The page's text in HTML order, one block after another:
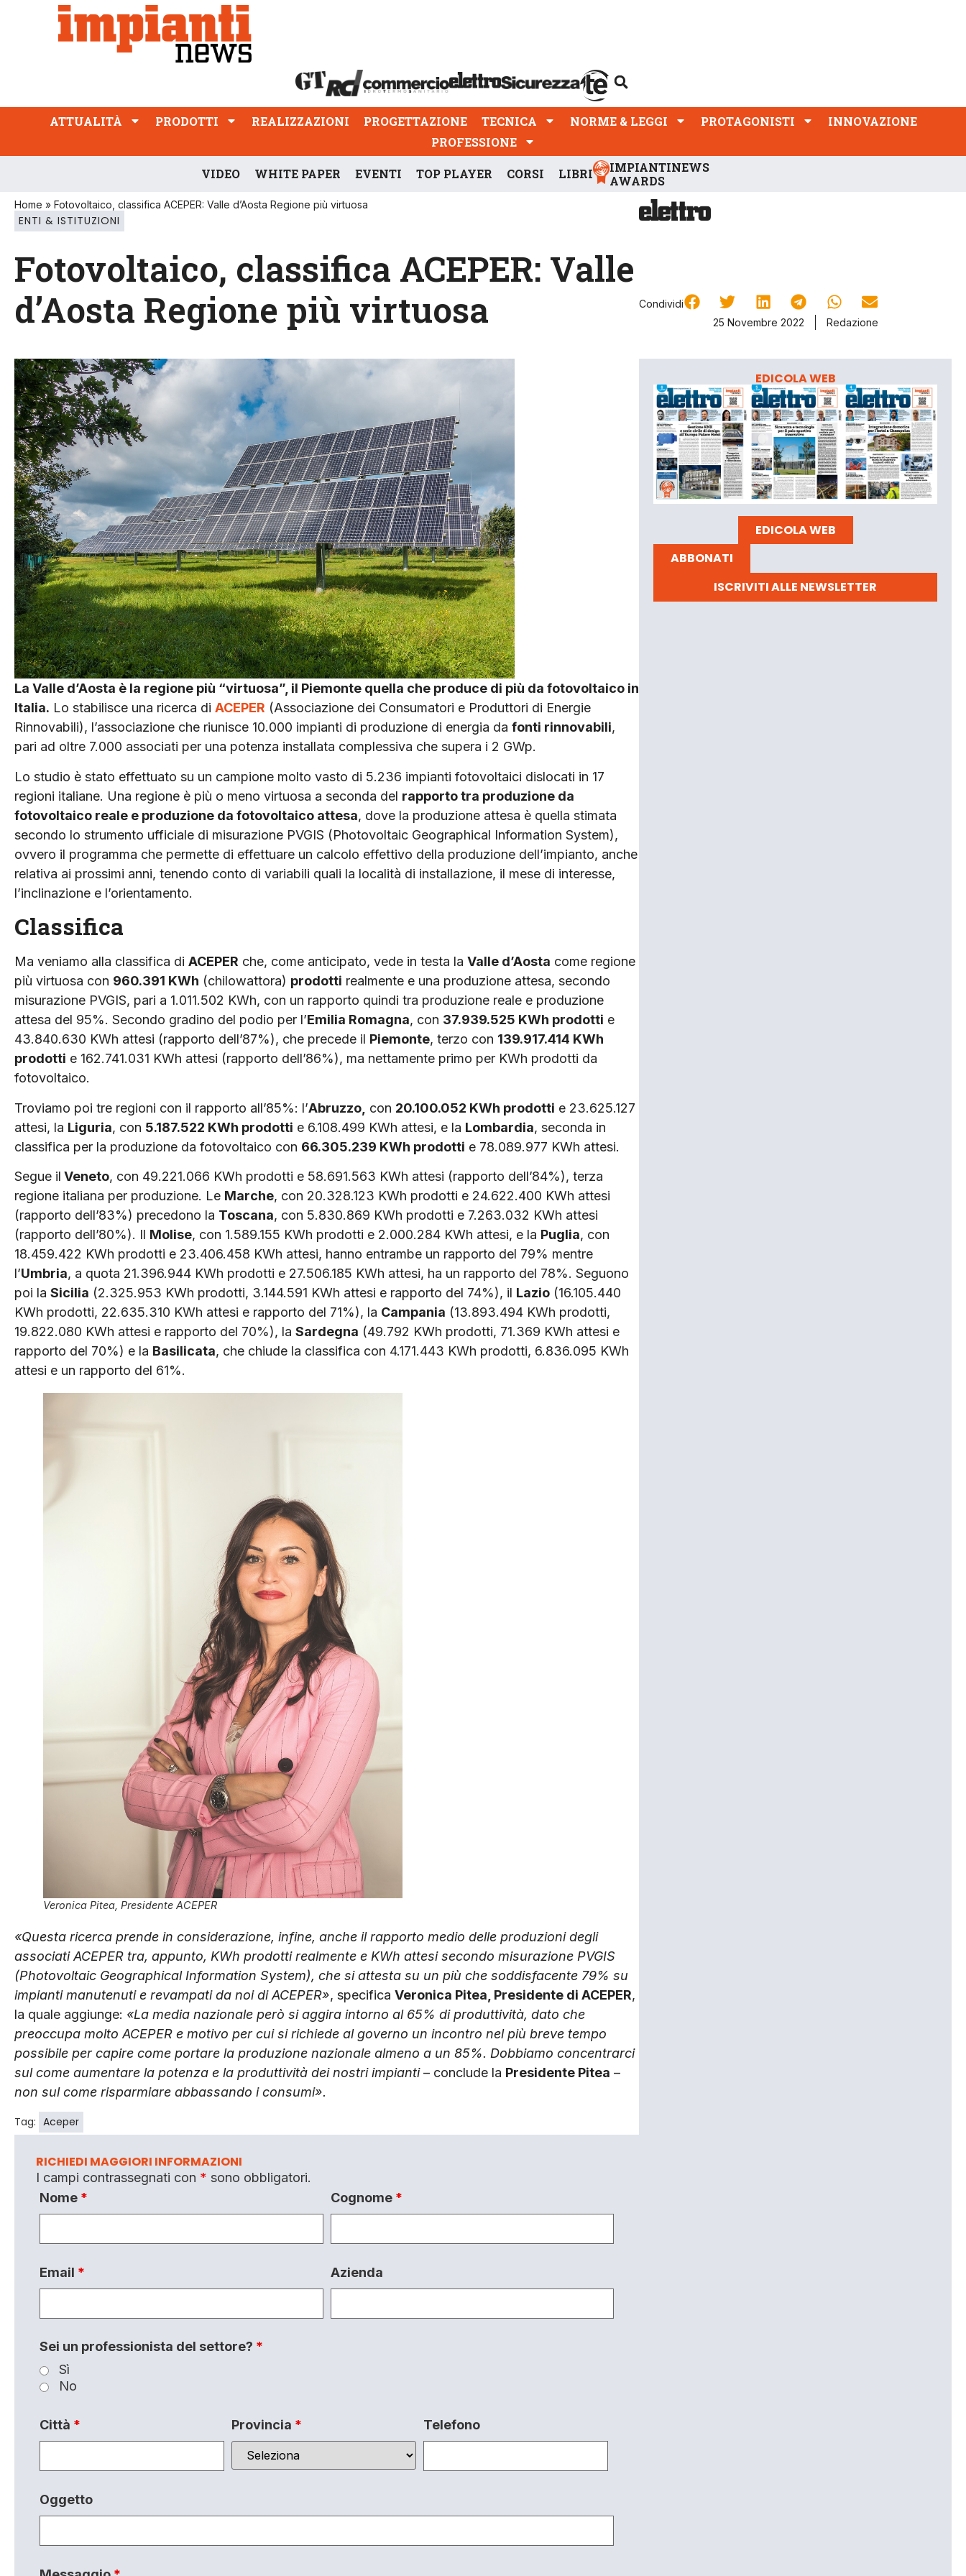
ATTUALITÀ PRODOTTI REALIZZAZIONI
PROFESSIONE
ATTUALITÀ PRODOTTI REALIZZAZIONI PROGETTAZIONE TECNICA NORME & LEGGI PROTAGONISTI
INNOVAZIONE
PROFESSIONE
VIDEO WHITE PAPER EVENTI TOP PLAYER CORSI LIBRI
IMPIANTINEWS
AWARDS
Home » Fotovoltaico, classifica ACEPER: Valle d’Aosta Regione più virtuosa
ENTI & ISTITUZIONI
Fotovoltaico, classifica ACEPER: Valle
d’Aosta Regione più virtuosa
Condividi
25 Novembre 2022
Redazione
La Valle d’Aosta è la regione più “virtuosa”, il Piemonte quella che produce di più da fotovoltaico in
Italia. Lo stabilisce una ricerca di ACEPER (Associazione dei Consumatori e Produttori di Energie
Rinnovabili), l’associazione che riunisce 10.000 impianti di produzione di energia da fonti rinnovabili,
pari ad oltre 7.000 associati per una potenza installata complessiva che supera i 2 GWp.
Lo studio è stato effettuato su un campione molto vasto di 5.236 impianti fotovoltaici dislocati in 17
regioni italiane. Una regione è più o meno virtuosa a seconda del rapporto tra produzione da
fotovoltaico reale e produzione da fotovoltaico attesa, dove la produzione attesa è quella stimata
secondo lo strumento ufficiale di misurazione PVGIS (Photovoltaic Geographical Information System),
ovvero il programma che permette di effettuare un calcolo effettivo della produzione dell’impianto, anche
relativa ai prossimi anni, tenendo conto di variabili quali la località di installazione, il mese di interesse,
l’inclinazione e l’orientamento.
Classifica
Ma veniamo alla classifica di ACEPER che, come anticipato, vede in testa la Valle d’Aosta come regione
più virtuosa con 960.391 KWh (chilowattora) prodotti realmente e una produzione attesa, secondo
misurazione PVGIS, pari a 1.011.502 KWh, con un rapporto quindi tra produzione reale e produzione
attesa del 95%. Secondo gradino del podio per l’Emilia Romagna, con 37.939.525 KWh prodotti e
43.840.630 KWh attesi (rapporto dell’87%), che precede il Piemonte, terzo con 139.917.414 KWh
prodotti e 162.741.031 KWh attesi (rapporto dell’86%), ma nettamente primo per KWh prodotti da
fotovoltaico.
Troviamo poi tre regioni con il rapporto all’85%: l’Abruzzo, con 20.100.052 KWh prodotti e 23.625.127
attesi, la Liguria, con 5.187.522 KWh prodotti e 6.108.499 KWh attesi, e la Lombardia, seconda in
classifica per la produzione da fotovoltaico con 66.305.239 KWh prodotti e 78.089.977 KWh attesi.
Segue il Veneto, con 49.221.066 KWh prodotti e 58.691.563 KWh attesi (rapporto dell’84%), terza
regione italiana per produzione. Le Marche, con 20.328.123 KWh prodotti e 24.622.400 KWh attesi
(rapporto dell’83%) precedono la Toscana, con 5.830.869 KWh prodotti e 7.263.032 KWh attesi
(rapporto dell’80%). Il Molise, con 1.589.155 KWh prodotti e 2.000.284 KWh attesi, e la Puglia, con
18.459.422 KWh prodotti e 23.406.458 KWh attesi, hanno entrambe un rapporto del 79% mentre
l’Umbria, a quota 21.396.944 KWh prodotti e 27.506.185 KWh attesi, ha un rapporto del 78%. Seguono
poi la Sicilia (2.325.953 KWh prodotti, 3.144.591 KWh attesi e rapporto del 74%), il Lazio (16.105.440
KWh prodotti, 22.635.310 KWh attesi e rapporto del 71%), la Campania (13.893.494 KWh prodotti,
19.822.080 KWh attesi e rapporto del 70%), la Sardegna (49.792 KWh prodotti, 71.369 KWh attesi e
rapporto del 70%) e la Basilicata, che chiude la classifica con 4.171.443 KWh prodotti, 6.836.095 KWh
attesi e un rapporto del 61%.
Veronica Pitea, Presidente ACEPER
«Questa ricerca prende in considerazione, infine, anche il rapporto medio delle produzioni degli
associati ACEPER tra, appunto, KWh prodotti realmente e KWh attesi secondo misurazione PVGIS
(Photovoltaic Geographical Information System), che si attesta su un più che soddisfacente 79% su
impianti manutenuti e revampati da noi di ACEPER», specifica Veronica Pitea, Presidente di ACEPER,
la quale aggiunge: «La media nazionale però si aggira intorno al 65% di produttività, dato che
preoccupa molto ACEPER e motivo per cui si richiede al governo un incontro nel più breve tempo
possibile per capire come portare la produzione nazionale almeno a un 85%. Dobbiamo concentrarci
sul come aumentare la potenza e la produttività dei nostri impianti– conclude la Presidente Pitea –
non sul come risparmiare abbassando i consumi».
Tag: Aceper
RICHIEDI MAGGIORI INFORMAZIONI
I campi contrassegnati con * sono obbligatori.
Nome * Cognome *
Email * Azienda
Sei un professionista del settore? *
Sì
No
Città * Provincia * Telefono
Oggetto
EDICOLA WEB
EDICOLA WEB
ABBONATI
ISCRIVITI ALLE NEWSLETTER